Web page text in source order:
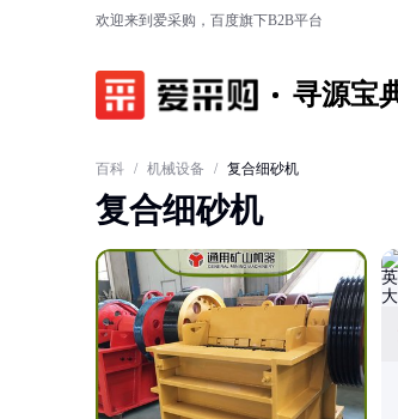
欢迎来到爱采购，百度旗下B2B平台
寻源宝
百科 / 机械设备 / 复合细砂机
复合细砂机